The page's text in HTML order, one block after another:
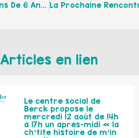
Questionnaire Pour Les Familles Avec Enfants De Moins De 6 Ans Habitants Sur Le Secteur D’Etaples
Articles en lien
Le centre social de
Berck propose le
mercredi 12 août de 14h
à 17h un après-midi « la
ch’tite histoire de m’in